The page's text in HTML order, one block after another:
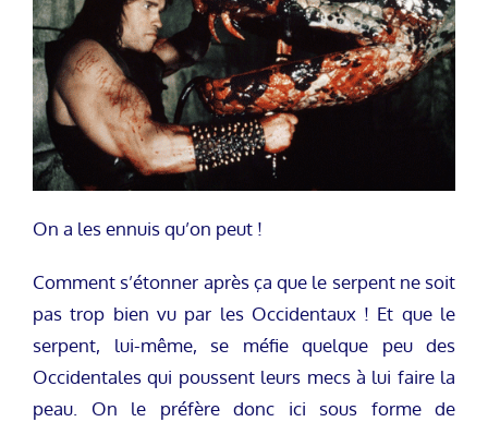
On a les ennuis qu’on peut !
Comment s’étonner après ça que le serpent ne soit
pas trop bien vu par les Occidentaux ! Et que le
serpent, lui-même, se méfie quelque peu des
Occidentales qui poussent leurs mecs à lui faire la
peau. On le préfère donc ici sous forme de